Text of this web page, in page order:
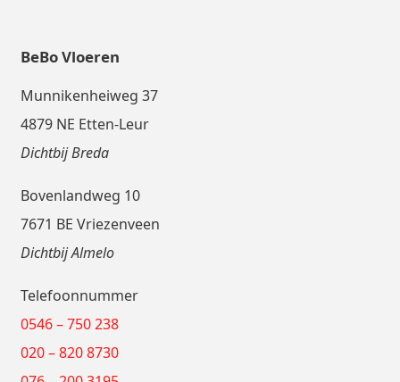
BeBo Vloeren
Munnikenheiweg 37
4879 NE Etten-Leur
Dichtbij Breda
Bovenlandweg 10
7671 BE Vriezenveen
Dichtbij Almelo
Telefoonnummer
0546 – 750 238
020 – 820 8730